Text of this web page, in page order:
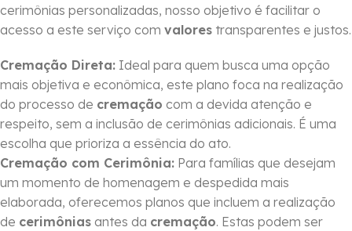
cerimônias personalizadas, nosso objetivo é facilitar o
acesso a este serviço com valores transparentes e justos.
Cremação Direta: Ideal para quem busca uma opção
mais objetiva e econômica, este plano foca na realização
do processo de cremação com a devida atenção e
respeito, sem a inclusão de cerimônias adicionais. É uma
escolha que prioriza a essência do ato.
Cremação com Cerimônia: Para famílias que desejam
um momento de homenagem e despedida mais
elaborada, oferecemos planos que incluem a realização
de cerimônias antes da cremação. Estas podem ser